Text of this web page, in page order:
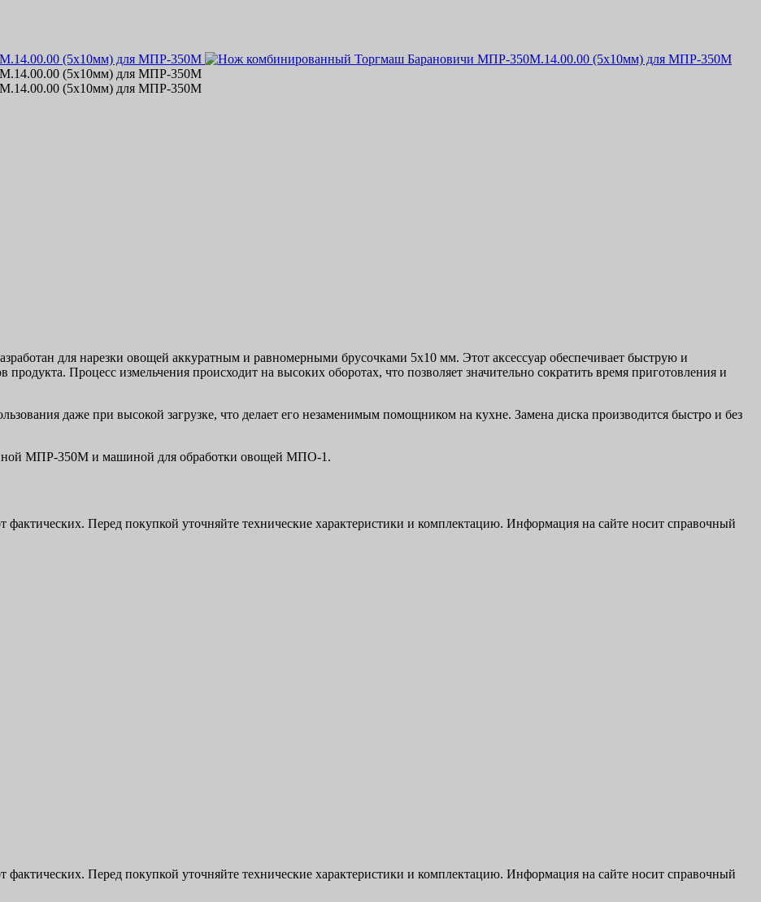
для нарезки овощей аккуратным и равномерными брусочками 5х10 мм. Этот аксессуар обеспечивает быструю и
Процесс измельчения происходит на высоких оборотах, что позволяет значительно сократить время приготовления и
даже при высокой загрузке, что делает его незаменимым помощником на кухне. Замена диска производится быстро и без
МПР-350М и машиной для обработки овощей МПО-1.
фактических. Перед покупкой уточняйте технические характеристики и комплектацию. Информация на сайте носит справочный
фактических. Перед покупкой уточняйте технические характеристики и комплектацию. Информация на сайте носит справочный